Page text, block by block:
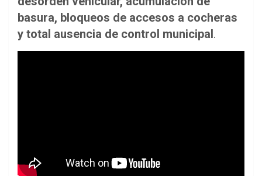
basura, bloqueos de accesos a cocheras
y total ausencia de control municipal.